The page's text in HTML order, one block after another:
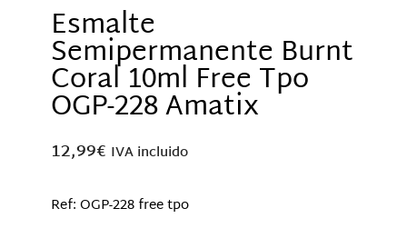
Esmalte
Semipermanente Burnt
Coral 10ml Free Tpo
OGP-228 Amatix
12,99€ IVA incluido
Ref: OGP-228 free tpo